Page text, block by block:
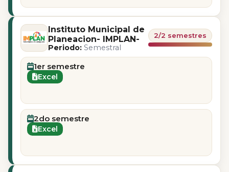
Instituto Municipal de
Planeacion- IMPLAN-
Periodo: Semestral
2/2 semestres
1er semestre
Excel
2do semestre
Excel